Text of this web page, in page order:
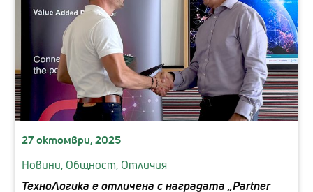
27 октомври, 2025
Новини, Общност, Отличия
ТехноЛогика е отличена с наградата „Partner